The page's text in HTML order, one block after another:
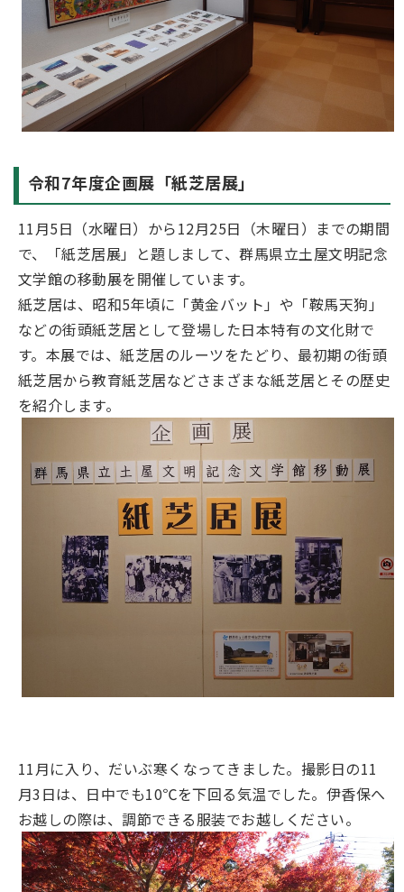
令和7年度企画展「紙芝居展」
11月5日（水曜日）から12月25日（木曜日）までの期間
で、「紙芝居展」と題しまして、群馬県立土屋文明記念
文学館の移動展を開催しています。
紙芝居は、昭和5年頃に「黄金バット」や「鞍馬天狗」
などの街頭紙芝居として登場した日本特有の文化財で
す。本展では、紙芝居のルーツをたどり、最初期の街頭
紙芝居から教育紙芝居などさまざまな紙芝居とその歴史
を紹介します。
11月に入り、だいぶ寒くなってきました。撮影日の11
月3日は、日中でも10℃を下回る気温でした。伊香保へ
お越しの際は、調節できる服装でお越しください。